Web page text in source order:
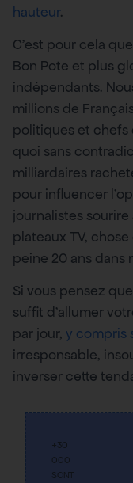
hauteur.
C’est pour cela
Bon Pote et plus
indépendants.
millions de
politiques et chefs
quoi sans
milliardaires
pour influencer
journalistes
plateaux TV,
peine 20 ans dans
Si vous pensez
suffit d’allumer
par jour, y compris
irresponsable,
inverser cette
+30
000
SONT